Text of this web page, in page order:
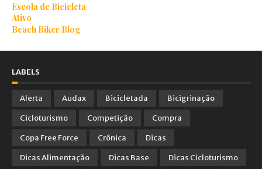
Escola de Bicicleta
Ativo
Beach Biker Blog
LABELS
Alerta Audax Bicicletada
Bicigrinação
Cicloturismo
Competição
Compra
Copa Free Force
Crônica
Dicas
Dicas Alimentação
Dicas Base
Dicas Cicloturismo